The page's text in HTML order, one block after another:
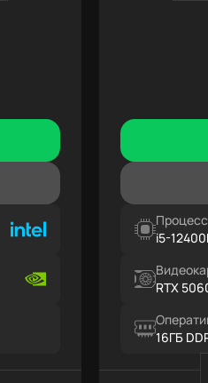
i5-
RTX
16ГБ